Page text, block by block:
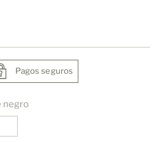
Pagos seguros
negro